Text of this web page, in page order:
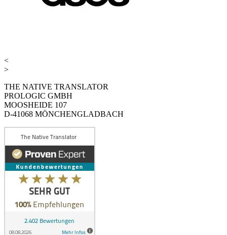
<
>
THE NATIVE TRANSLATOR
PROLOGIC GMBH
MOOSHEIDE 107
D-41068 MÖNCHENGLADBACH